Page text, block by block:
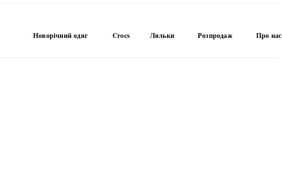
Новорічний одяг Crocs Ляльки Розпродаж Про нас